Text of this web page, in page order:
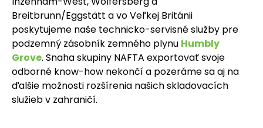
Breitbrunn/Eggstätt a vo Veľkej Británii
poskytujeme naše technicko-servisné služby pre
podzemný zásobník zemného plynu Humbly
Grove. Snaha skupiny NAFTA exportovať svoje
odborné know-how nekončí a pozeráme sa aj na
ďalšie možnosti rozšírenia našich skladovacích
služieb v zahraničí.